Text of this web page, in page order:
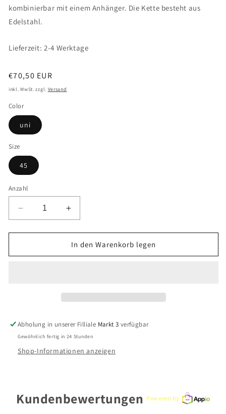
kombinierbar mit einem Anhänger. Die Kette besteht aus
Edelstahl.
Lieferzeit: 2-4 Werktage
Normaler
Preis
€70,50 EUR
inkl. MwSt. zzgl. Versand
Color
uni
Size
45
Anzahl
Verringere
die
Menge
Ernstes
Erhöhe
die
Menge
für
Ernstes
In den Warenkorb legen
Abholung in unserer Filliale Markt 3 verfügbar
Gewöhnlich fertig in 24 Stunden
Shop-Informationen anzeigen
Kundenbewertungen Powered by